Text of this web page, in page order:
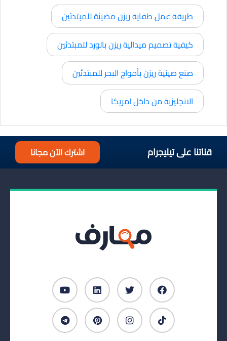
طريقة عمل طفاية ريزن مضيئة للمبتدئين
كيفية تصميم ميدالية ريزن بالورد للمبتدئين
صنع صينية ريزن بأمواج البحر للمبتدئين
الانجليزية من داخل امريكا
قناتنا على تيليجرام اشترك الآن مجانا